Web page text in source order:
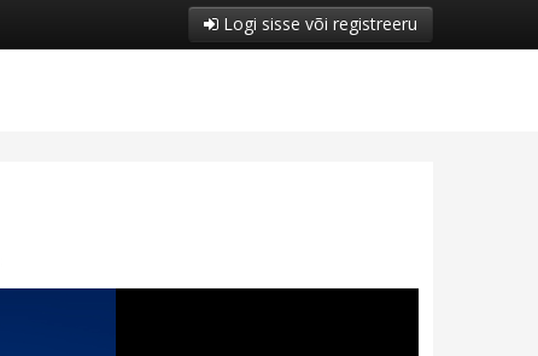
Logi sisse või registreeru